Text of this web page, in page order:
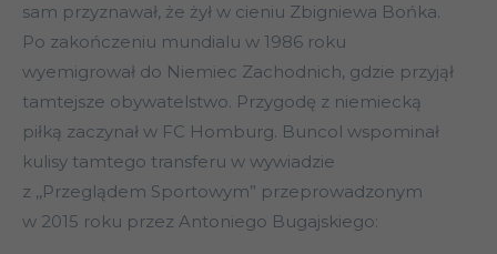
sam przyznawał, że żył w cieniu Zbigniewa Bońka.
Po zakończeniu mundialu w 1986 roku
wyemigrował do Niemiec Zachodnich, gdzie przyjął
tamtejsze obywatelstwo. Przygodę z niemiecką
piłką zaczynał w FC Homburg. Buncol wspominał
kulisy tamtego transferu w wywiadzie
z ,,Przeglądem Sportowym” przeprowadzonym
w 2015 roku przez Antoniego Bugajskiego: